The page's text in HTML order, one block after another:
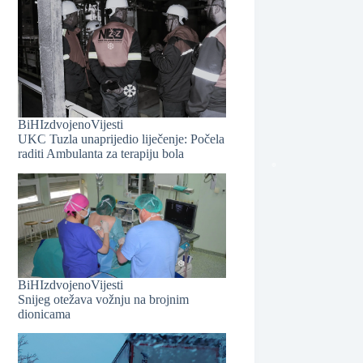
BiHIzdvojenoVijesti
UKC Tuzla unaprijedio liječenje: Počela
raditi Ambulanta za terapiju bola
BiHIzdvojenoVijesti
Snijeg otežava vožnju na brojnim
dionicama
❆
❆
❆